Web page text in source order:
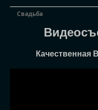
Свадьба
Качественная